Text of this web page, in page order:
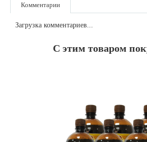
Комментарии
Загрузка комментариев...
С этим товаром